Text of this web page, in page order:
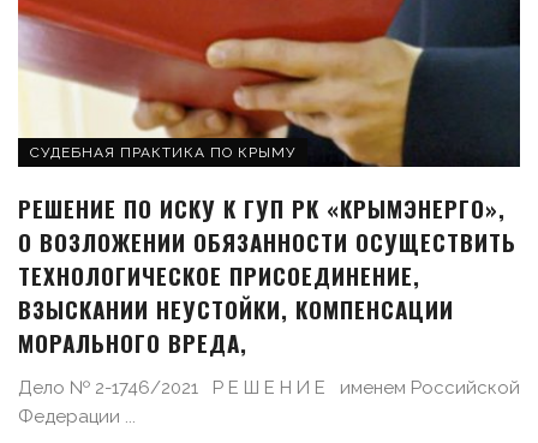
СУДЕБНАЯ ПРАКТИКА ПО КРЫМУ
РЕШЕНИЕ ПО ИСКУ К ГУП РК «КРЫМЭНЕРГО»,
О ВОЗЛОЖЕНИИ ОБЯЗАННОСТИ ОСУЩЕСТВИТЬ
ТЕХНОЛОГИЧЕСКОЕ ПРИСОЕДИНЕНИЕ,
ВЗЫСКАНИИ НЕУСТОЙКИ, КОМПЕНСАЦИИ
МОРАЛЬНОГО ВРЕДА,
Дело № 2-1746/2021 Р Е Ш Е Н И Е именем Российской
Федерации ...